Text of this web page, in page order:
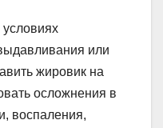
или
жировик на
осложнения в
воспаления,